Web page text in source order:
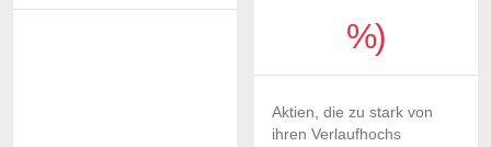
%)
Aktien, die zu stark von
ihren Verlaufhochs